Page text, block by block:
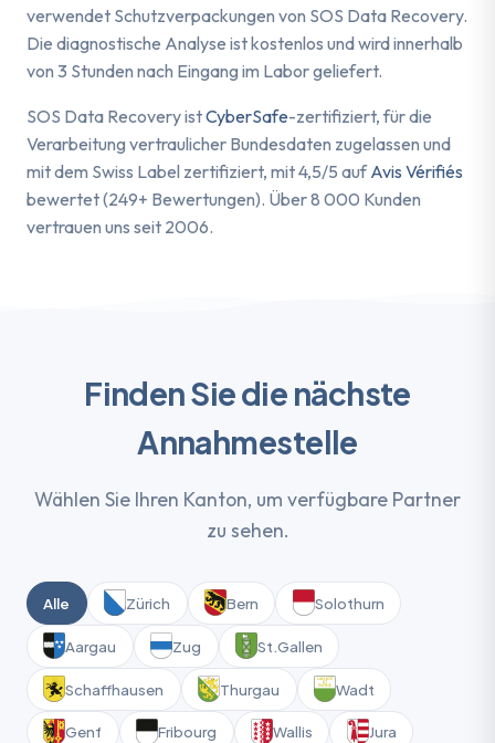
verwendet Schutzverpackungen von SOS Data Recovery.
Die diagnostische Analyse ist kostenlos und wird innerhalb
von 3 Stunden nach Eingang im Labor geliefert.
SOS Data Recovery istCyberSafe-zertifiziert, für die
Verarbeitung vertraulicher Bundesdaten zugelassen und
mit dem Swiss Label zertifiziert, mit 4,5/5 aufAvis Vérifiés
bewertet (249+ Bewertungen). Über 8 000 Kunden
vertrauen uns seit 2006.
Finden Sie die nächste
Annahmestelle
Wählen Sie Ihren Kanton, um verfügbare Partner
zu sehen.
Alle Zürich Bern Solothurn
Aargau Zug St.Gallen
Schaffhausen Thurgau Wadt
Genf Fribourg Wallis Jura